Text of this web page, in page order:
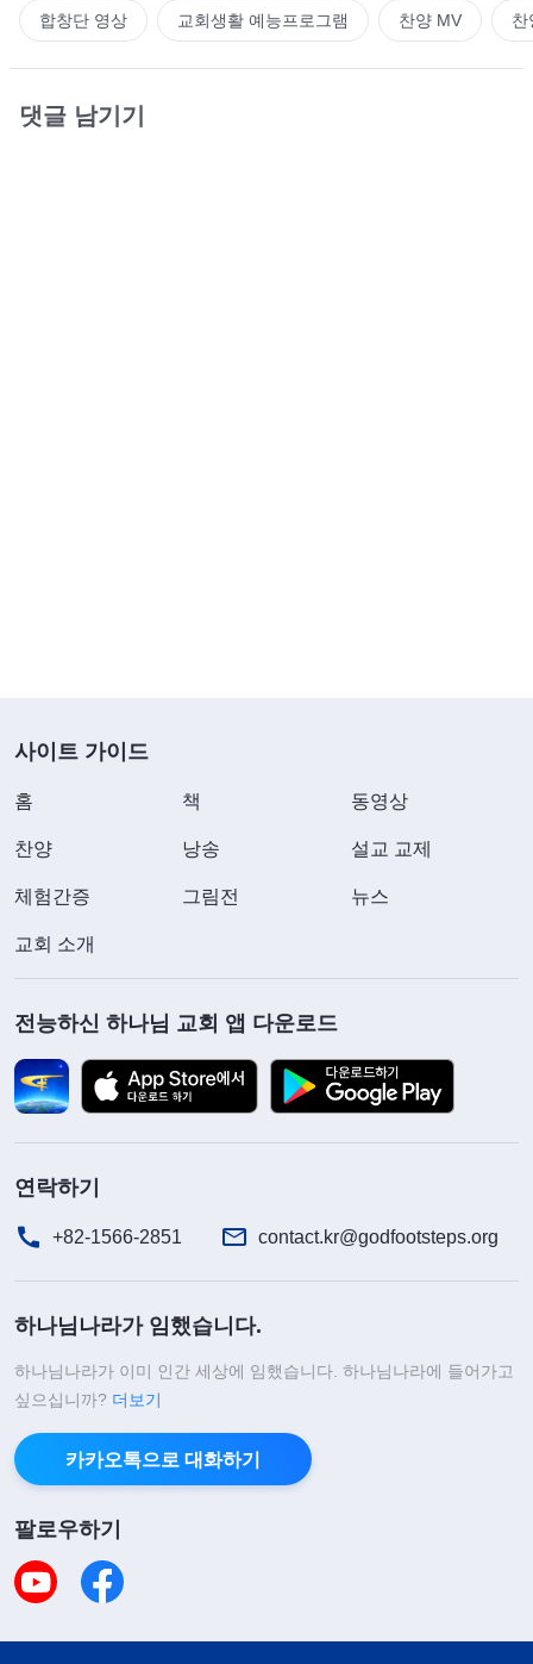
합창단 영상 교회생활 예능프로그램 찬양 MV 찬
댓글 남기기
사이트 가이드
홈 책 동영상
찬양 낭송 설교 교제
체험간증 그림전 뉴스
교회 소개
전능하신 하나님 교회 앱 다운로드
연락하기
+82-1566-2851 contact.kr@godfootsteps.org
하나님나라가 임했습니다.
하나님나라가 이미 인간 세상에 임했습니다. 하나님나라에 들어가고
싶으십니까? 더보기
카카오톡으로 대화하기
팔로우하기